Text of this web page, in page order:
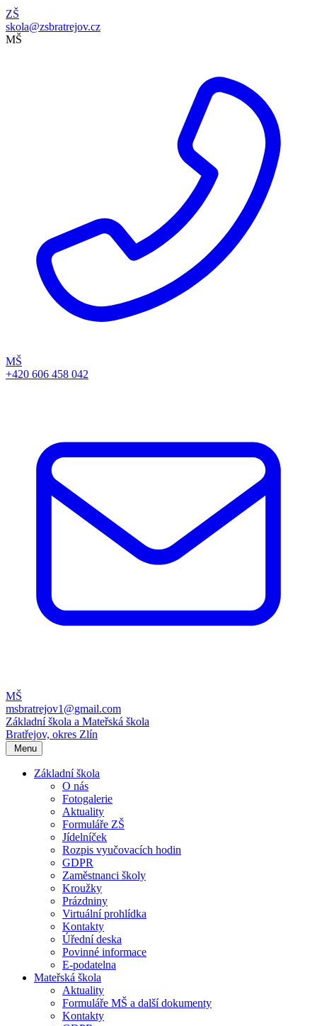
ZŠ
skola@zsbratrejov.cz
MŠ
MŠ
+420 606 458 042
MŠ
msbratrejov1@gmail.com
Základní škola a Mateřská škola
Bratřejov, okres Zlín
Menu
Základní škola
O nás
Fotogalerie
Aktuality
Formuláře ZŠ
Jídelníček
Rozpis vyučovacích hodin
GDPR
Zaměstnanci školy
Kroužky
Prázdniny
Virtuální prohlídka
Kontakty
Úřední deska
Povinné informace
E-podatelna
Mateřská škola
Aktuality
Formuláře MŠ a další dokumenty
Kontakty